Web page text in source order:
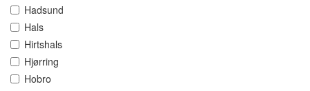
Hadsund
Hals
Hirtshals
Hjørring
Hobro